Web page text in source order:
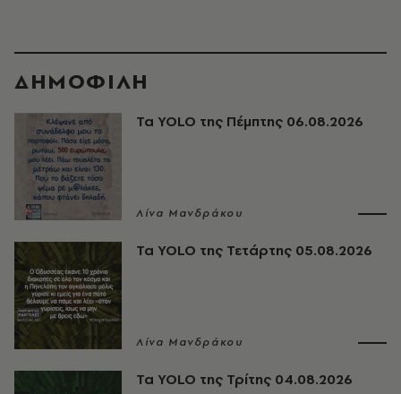
ΔΗΜΟΦΙΛΗ
Τα YOLO της Πέμπτης 06.08.2026
Λίνα Μανδράκου
Τα YOLO της Τετάρτης 05.08.2026
Λίνα Μανδράκου
Τα YOLO της Τρίτης 04.08.2026